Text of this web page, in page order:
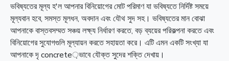
ভবিষ্যতের মূল্য হ'ল আপনার বিনিয়োগের মোট পরিমাণ যা ভবিষ্যতে নির্দিষ্ট সময়ে
মূল্যবান হবে, সমস্ত মূলধন, অবদান এবং যৌথ সুদ সহ। ভবিষ্যতের মান বোঝা
আপনাকে বাস্তবসম্মত সঞ্চয় লক্ষ্য নির্ধারণ করতে, বড় ব্যয়ের পরিকল্পনা করতে এবং
বিনিয়োগের সুযোগগুলি মূল্যায়ন করতে সহায়তা করে। এটি এমন একটি সংখ্যা যা
আপনাকে দৃ concrete়ভাবে যৌক্ত সুদের শক্তি দেখায়।